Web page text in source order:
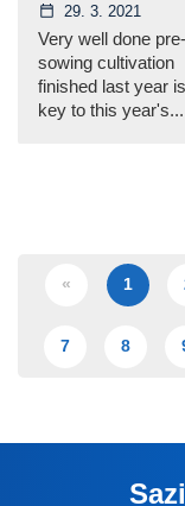
29. 3. 2021
Very well done pre-
sowing cultivation
finished last year
key to this year's...
« 1
7 8